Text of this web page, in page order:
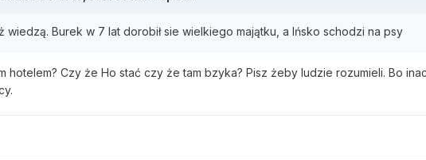
wiedzą. Burek w 7 lat dorobił sie wielkiego majątku, a Ińsko schodzi na psy
hotelem? Czy że Ho stać czy że tam bzyka? Pisz żeby ludzie rozumieli. Bo